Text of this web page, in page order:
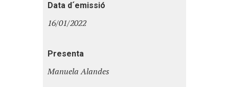
Data d´emissió
16/01/2022
Presenta
Manuela Alandes